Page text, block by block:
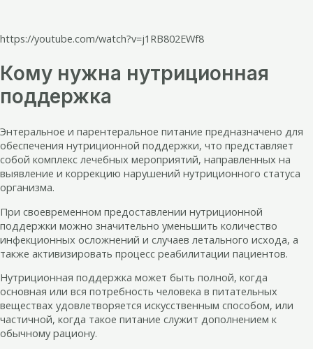
https://youtube.com/watch?v=j1RB802EWf8
Кому нужна нутриционная
поддержка
Энтеральное и парентеральное питание предназначено для
обеспечения нутриционной поддержки, что представляет
собой комплекс лечебных мероприятий, направленных на
выявление и коррекцию нарушений нутриционного статуса
организма.
При своевременном предоставлении нутриционной
поддержки можно значительно уменьшить количество
инфекционных осложнений и случаев летального исхода, а
также активизировать процесс реабилитации пациентов.
Нутриционная поддержка может быть полной, когда
основная или вся потребность человека в питательных
веществах удовлетворяется искусственным способом, или
частичной, когда такое питание служит дополнением к
обычному рациону.